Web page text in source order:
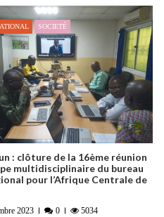
SOCIETÉ
: clôture de la 16ème réunion
multidisciplinaire du bureau
pour l’Afrique Centrale de
2023 0 5034